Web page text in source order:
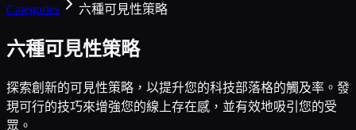
Categories 六種可見性策略
六種可見性策略
探索創新的可見性策略，以提升您的科技部落格的觸及率。發
現可行的技巧來增強您的線上存在感，並有效地吸引您的受
眾。